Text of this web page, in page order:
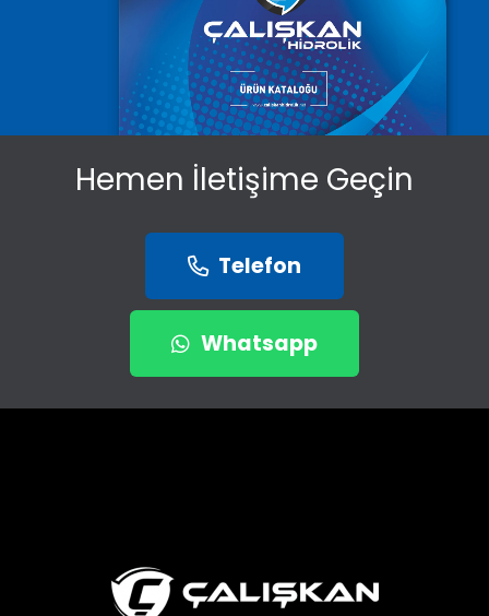
Hemen İletişime Geçin
Telefon
Whatsapp